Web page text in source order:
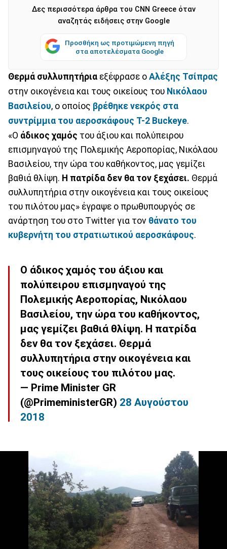
Δες περισσότερα άρθρα του CNN Greece όταν
αναζητάς ειδήσεις στην Google
Προσθήκη ως προτιμώμενη πηγή
στα αποτελέσματα Google
Θερμά συλλυπητήρια εξέφρασε ο Αλέξης Τσίπρας
στην οικογένεια και τους οικείους του Νικόλαου
Βασιλείου, ο οποίος βρέθηκε νεκρός στα
συντρίμμια του αεροσκάφους Τ-2 Buckeye.
«Ο άδικος χαμός του άξιου και πολύπειρου
επισμηναγού της Πολεμικής Αεροπορίας, Νικόλαου
Βασιλείου, την ώρα του καθήκοντος, μας γεμίζει
βαθιά θλίψη. Η πατρίδα δεν θα τον ξεχάσει. Θερμά
συλλυπητήρια στην οικογένεια και τους οικείους
του πιλότου μας» έγραψε ο πρωθυπουργός σε
ανάρτηση του στο Twitter για τον θάνατο του
κυβερνήτη του στρατιωτικού αεροσκάφους.
Ο άδικος χαμός του άξιου και
πολύπειρου επισμηναγού της
Πολεμικής Αεροπορίας, Νικόλαου
Βασιλείου, την ώρα του καθήκοντος,
μας γεμίζει βαθιά θλίψη. Η πατρίδα
δεν θα τον ξεχάσει. Θερμά
συλλυπητήρια στην οικογένεια και
τους οικείους του πιλότου μας.
— Prime Minister GR
(@PrimeministerGR) 28 Αυγούστου
2018